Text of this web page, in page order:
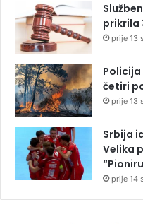
prikrila
prije 13
Policija
četiri
prije 13
Srbija
Velika
prije 14